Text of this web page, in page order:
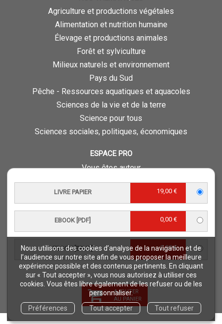
Nous utilisons des cookies d’analyse de la navigation et de
l’audience sur notre site afin de vous proposer la meilleure
expérience possible et des contenus pertinents. En cliquant
sur « Tout accepter », vous nous autorisez à utiliser ces
cookies. Vous êtes libre également de les refuser ou de les
personnaliser.
Préférences
Tout accepter Tout refuser
LIVRE PAPIER 19,00 €
EBOOK [PDF] 0,00 €
EBOOK [EPUB] 0,00 €
AJOUTER
AU PANIER
Agriculture et productions végétales
Alimentation et nutrition humaine
Élevage et productions animales
Forêt et sylviculture
Milieux naturels et environnement
Pays du Sud
Pêche - Ressources aquatiques et aquacoles
Sciences de la vie et de la terre
Science pour tous
Sciences sociales, politiques, économiques
ESPACE PRO
Vous êtes auteur
Vous êtes journaliste
Vous êtes libraire
Foreign rights
Procédure d'évaluation
NOTRE SITE
Quae © 2018
Mentions légales
Déclaration d'accessibilité